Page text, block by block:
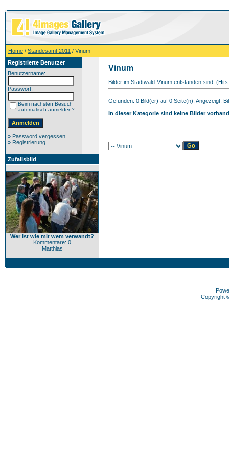
Home / Standesamt 2011 / Vinum
Registrierte Benutzer
Benutzername:
Passwort:
Beim nächsten Besuch
automatisch anmelden?
» Password vergessen
» Registrierung
Zufallsbild
Wer ist wie mit wem verwandt?
Kommentare: 0
Matthias
Vinum
Bilder im Stadtwald-Vinum entstanden sind.
Gefunden: 0 Bild(er) auf 0 Seite(n). Angezeigt:
In dieser Kategorie sind keine Bilder
Copyright